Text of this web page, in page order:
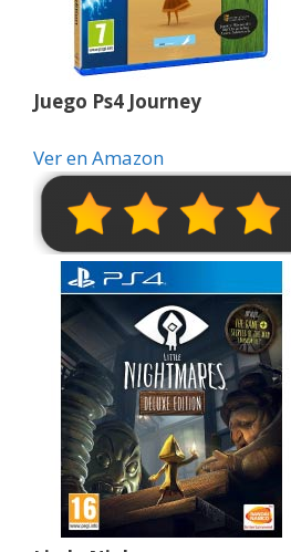
Juego Ps4 Journey
Ver en Amazon